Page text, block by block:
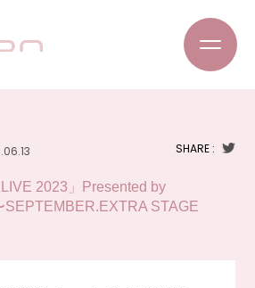
SHARE :
2023」Presented by
STAGE